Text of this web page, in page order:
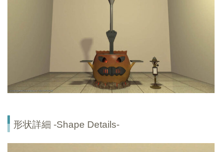
形状詳細 -Shape Details-